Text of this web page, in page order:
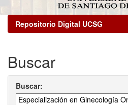
Repositorio Digital UCSG
Buscar
Buscar: